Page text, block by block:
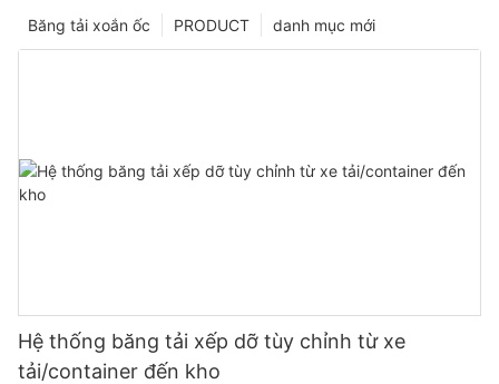
danh mục mới
PRODUCT
Băng tải xoắn ốc
Hệ thống băng tải xếp dỡ tùy chỉnh từ xe
tải/container đến kho